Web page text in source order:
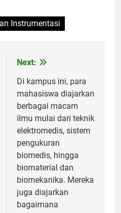
Instrumentasi
Next:
Di kampus ini, para
mahasiswa diajarkan
berbagai macam
ilmu mulai dari teknik
elektromedis, sistem
pengukuran
biomedis, hingga
biomaterial dan
biomekanika. Mereka
juga diajarkan
bagaimana